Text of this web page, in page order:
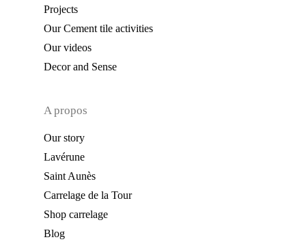
Projects
Our Cement tile activities
Our videos
Decor and Sense
A propos
Our story
Lavérune
Saint Aunès
Carrelage de la Tour
Shop carrelage
Blog